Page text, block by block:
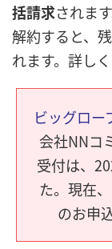
括請求されま
解約すると、
れます。詳し
ビッグロー
会社NNコ
受付は、
た。現在
のお申